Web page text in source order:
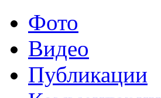
Фото
Видео
Публикации